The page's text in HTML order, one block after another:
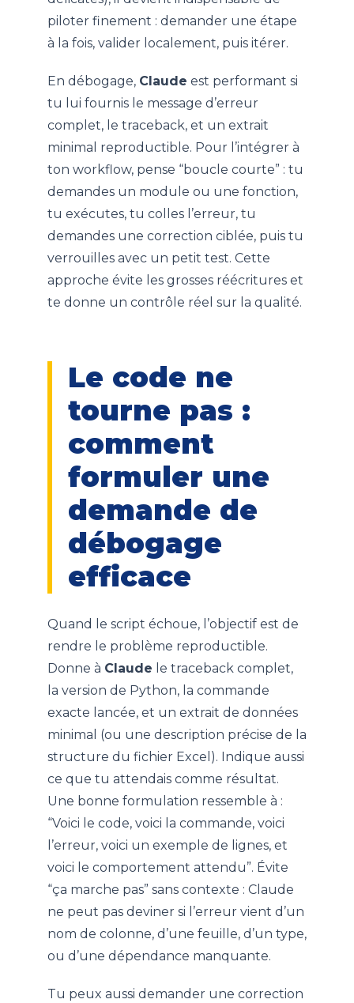
piloter finement : demander une étape
à la fois, valider localement, puis itérer.
En débogage, Claude est performant si
tu lui fournis le message d’erreur
complet, le traceback, et un extrait
minimal reproductible. Pour l’intégrer à
ton workflow, pense “boucle courte” : tu
demandes un module ou une fonction,
tu exécutes, tu colles l’erreur, tu
demandes une correction ciblée, puis tu
verrouilles avec un petit test. Cette
approche évite les grosses réécritures et
te donne un contrôle réel sur la qualité.
Le code ne
tourne pas :
comment
formuler une
demande de
débogage
efficace
Quand le script échoue, l’objectif est de
rendre le problème reproductible.
Donne à Claude le traceback complet,
la version de Python, la commande
exacte lancée, et un extrait de données
minimal (ou une description précise de la
structure du fichier Excel). Indique aussi
ce que tu attendais comme résultat.
Une bonne formulation ressemble à :
“Voici le code, voici la commande, voici
l’erreur, voici un exemple de lignes, et
voici le comportement attendu”. Évite
“ça marche pas” sans contexte : Claude
ne peut pas deviner si l’erreur vient d’un
nom de colonne, d’une feuille, d’un type,
ou d’une dépendance manquante.
Tu peux aussi demander une correction